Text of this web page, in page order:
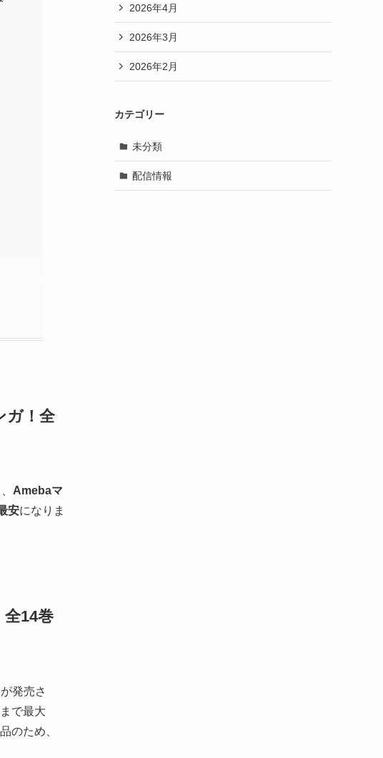
ガ！全
Amebaマ
安になりま
14巻
発売さ
で最大
のため、
2026年4月
2026年3月
2026年2月
カテゴリー
未分類
配信情報